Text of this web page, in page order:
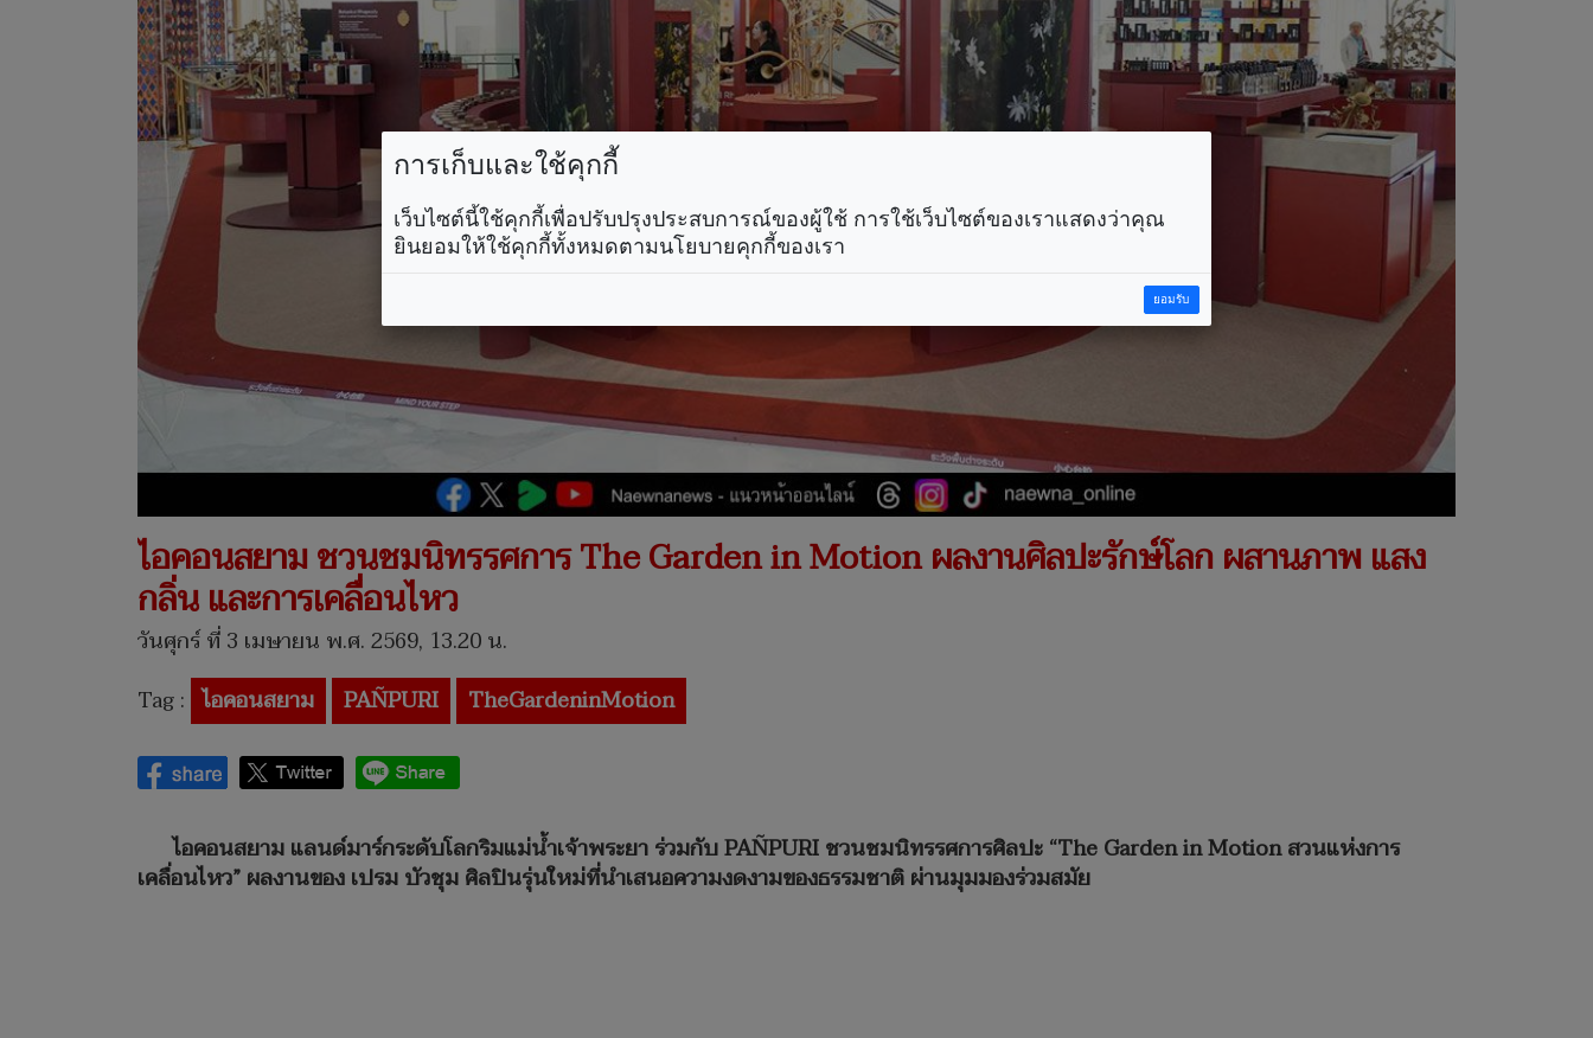
ไอคอนสยาม ชวนชมนิทรรศการ The Garden in Motion ผลงานศิลปะรักษ์โลก ผสานภาพ แสง
กลิ่น และการเคลื่อนไหว
วันศุกร์ ที่ 3 เมษายน พ.ศ. 2569, 13.20 น.
Tag : ไอคอนสยาม PAÑPURI TheGardeninMotion
ไอคอนสยาม แลนด์มาร์กระดับโลกริมแม่น้ำเจ้าพระยา ร่วมกับ PAÑPURI ชวนชมนิทรรศการศิลปะ “The Garden in Motion สวนแห่งการ
เคลื่อนไหว” ผลงานของ เปรม บัวชุม ศิลปินรุ่นใหม่ที่นำเสนอความงดงามของธรรมชาติ ผ่านมุมมองร่วมสมัย
การเก็บและใช้คุกกี้
เว็บไซต์นี้ใช้คุกกี้เพื่อปรับปรุงประสบการณ์ของผู้ใช้ การใช้เว็บไซต์ของเราแสดงว่าคุณ
ยินยอมให้ใช้คุกกี้ทั้งหมดตามนโยบายคุกกี้ของเรา
ยอมรับ